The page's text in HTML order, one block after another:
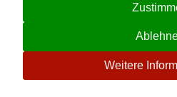
Weitere